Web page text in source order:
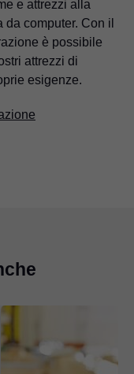
e attrezzi alla
computer. Con il
è possibile
attrezzi di
esigenze.